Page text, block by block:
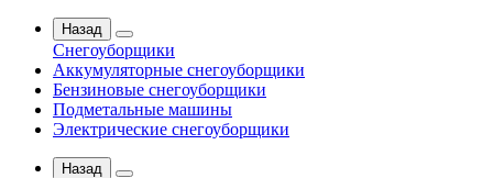
Назад
Снегоуборщики
Аккумуляторные снегоуборщики
Бензиновые снегоуборщики
Подметальные машины
Электрические снегоуборщики
Назад